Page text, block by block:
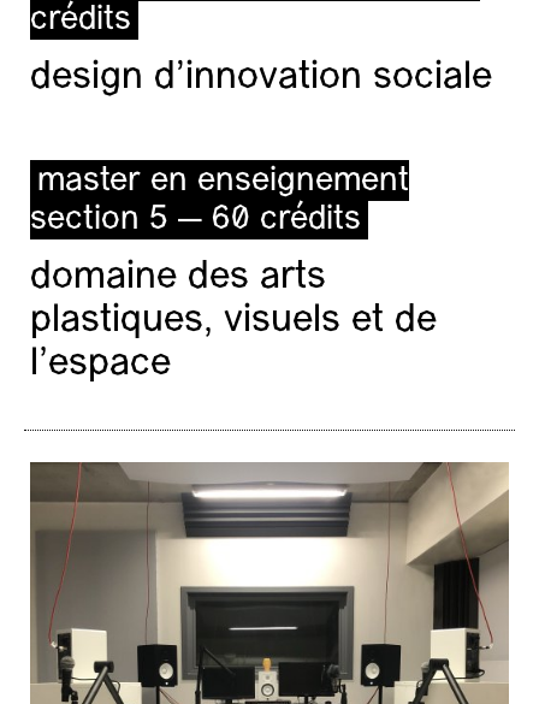
crédits
design d'innovation sociale
master en enseignement
section 5 — 60 crédits
domaine des arts
plastiques, visuels et de
l’espace